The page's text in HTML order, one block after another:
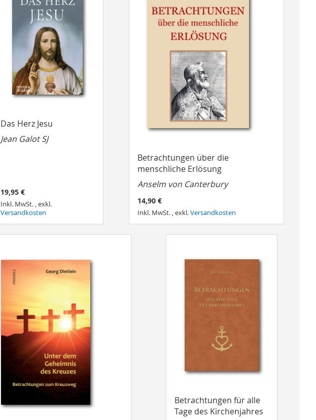
Das Herz Jesu
Jean Galot SJ
19,95 €
Inkl. MwSt. ,exkl.
Versandkosten
Betrachtungen über die
menschliche Erlösung
Anselm von Canterbury
14,90 €
Inkl. MwSt. ,exkl.Versandkosten
Betrachtungen für alle
Tage des Kirchenjahres